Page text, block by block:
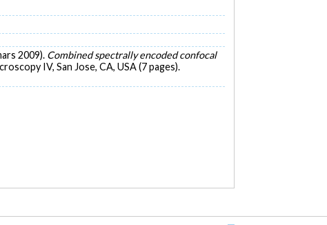
2009). Combined spectrally encoded confocal
IV, San Jose, CA, USA (7 pages).